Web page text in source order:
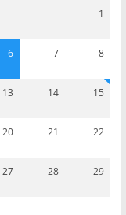
1
6 7 8
13 14 15
20 21 22
27 28 29